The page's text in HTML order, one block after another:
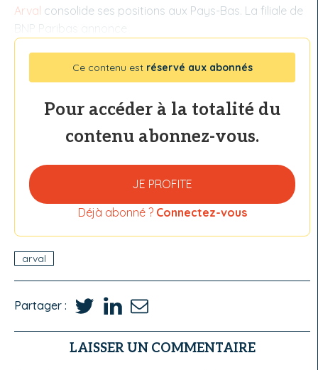
Arval consolide ses positions aux Pays-Bas. La filiale de
BNP Paribas annonce
Ce contenu est réservé aux abonnés
Pour accéder à la totalité du
contenu abonnez-vous.
JE PROFITE
Déjà abonné ? Connectez-vous
arval
Partager :
LAISSER UN COMMENTAIRE